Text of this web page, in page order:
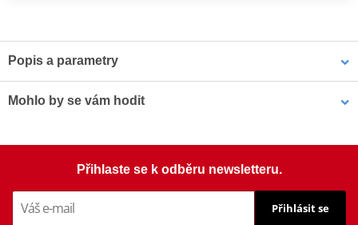
Popis a parametry
Mohlo by se vám hodit
Přihlaste se k odběru newsletteru.
Přihlásit se